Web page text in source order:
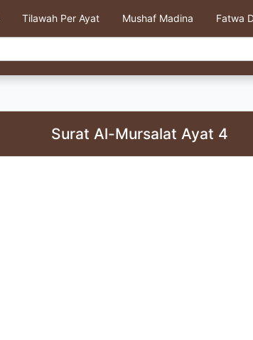
Tilawah Per Ayat Mushaf Madina Fatwa
Surat Al-Mursalat Ayat 4